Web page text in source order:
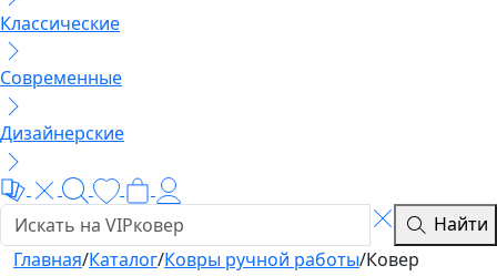
Классические
Современные
Дизайнерские
Найти
Главная/Каталог/Ковры ручной работы/Ковер